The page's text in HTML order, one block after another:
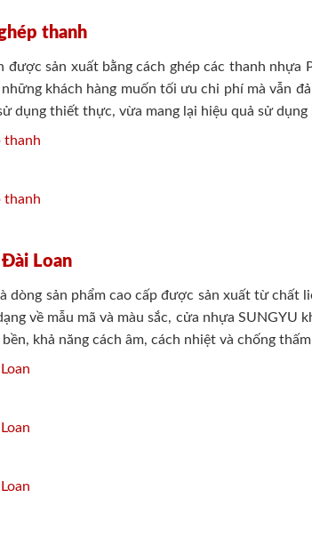
thanh
được sản xuất bằng cách ghép các thanh
khách hàng muốn tối ưu chi phí mà vẫn
dụng thiết thực, vừa mang lại hiệu quả sử dụng
Loan
dòng sản phẩm cao cấp được sản xuất từ
về mẫu mã và màu sắc, cửa nhựa SUNGYU
khả năng cách âm, cách nhiệt và chống